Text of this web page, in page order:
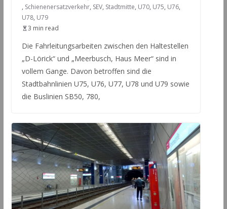
, Schienenersatzverkehr, SEV, Stadtmitte, U70, U75, U76,
U78, U79
3 min read
Die Fahrleitungsarbeiten zwischen den Haltestellen
„D-Lörick“ und „Meerbusch, Haus Meer“ sind in
vollem Gange. Davon betroffen sind die
Stadtbahnlinien U75, U76, U77, U78 und U79 sowie
die Buslinien SB50, 780,